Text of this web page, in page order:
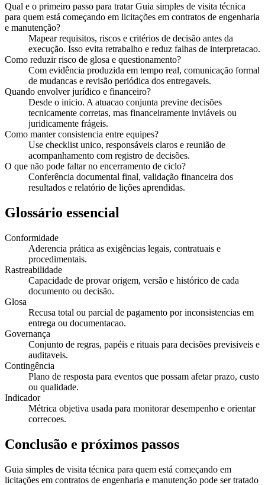
Qual e o primeiro passo para tratar Guia simples de visita técnica
para quem está começando em licitações em contratos de engenharia
e manutenção?
Mapear requisitos, riscos e critérios de decisão antes da
execução. Isso evita retrabalho e reduz falhas de interpretacao.
Como reduzir risco de glosa e questionamento?
Com evidência produzida em tempo real, comunicação formal
de mudancas e revisão periódica dos entregaveis.
Quando envolver jurídico e financeiro?
Desde o inicio. A atuacao conjunta previne decisões
tecnicamente corretas, mas financeiramente inviáveis ou
juridicamente frágeis.
Como manter consistencia entre equipes?
Use checklist unico, responsáveis claros e reunião de
acompanhamento com registro de decisões.
O que não pode faltar no encerramento de ciclo?
Conferência documental final, validação financeira dos
resultados e relatório de lições aprendidas.
Glossário essencial
Conformidade
Aderencia prática as exigências legais, contratuais e
procedimentais.
Rastreabilidade
Capacidade de provar origem, versão e histórico de cada
documento ou decisão.
Glosa
Recusa total ou parcial de pagamento por inconsistencias em
entrega ou documentacao.
Governança
Conjunto de regras, papéis e rituais para decisões previsiveis e
auditaveis.
Contingência
Plano de resposta para eventos que possam afetar prazo, custo
ou qualidade.
Indicador
Métrica objetiva usada para monitorar desempenho e orientar
correcoes.
Conclusão e próximos passos
Guia simples de visita técnica para quem está começando em
licitações em contratos de engenharia e manutenção pode ser tratado